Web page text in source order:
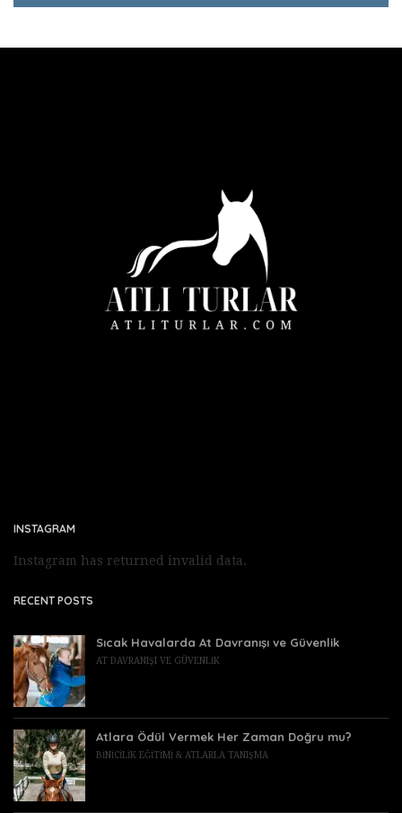
INSTAGRAM
Instagram has returned invalid data.
RECENT POSTS
Sıcak Havalarda At Davranışı ve Güvenlik
AT DAVRANIŞI VE GÜVENLIK
Atlara Ödül Vermek Her Zaman Doğru mu?
BINICILIK EĞITIMI & ATLARLA TANIŞMA